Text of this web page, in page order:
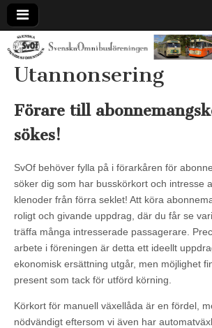
Svenska
Utannonsering
Förare till
sökes!
SvOf behöver fylla på i förarkåren för
söker dig som har busskörkort och intresse
klenoder från förra seklet! Att köra
roligt och givande uppdrag, där du får se
träffa många intresserade passagerare.
arbete i föreningen är detta ett ideellt
ekonomisk ersättning utgår, men möjlighet
present som tack för utförd körning.
Körkort för manuell växellåda är en fördel,
nödvändigt eftersom vi även har